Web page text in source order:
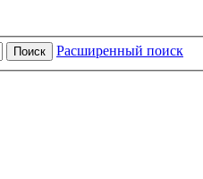
Поиск Расширенный поиск